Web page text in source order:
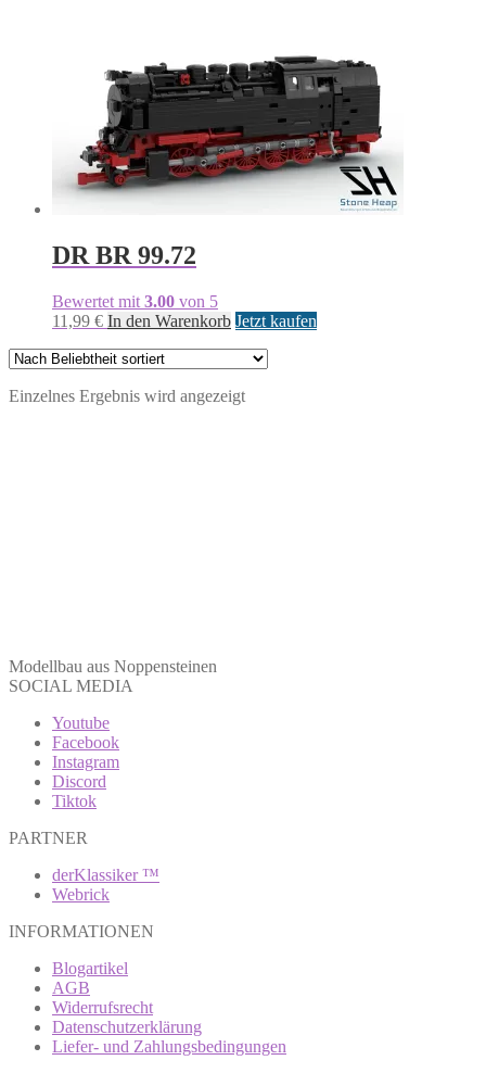
DR BR 99.72
Bewertet mit 3.00 von 5
11,99 € In den Warenkorb Jetzt kaufen
Einzelnes Ergebnis wird angezeigt
Modellbau aus Noppensteinen
SOCIAL MEDIA
Youtube
Facebook
Instagram
Discord
Tiktok
PARTNER
derKlassiker ™
Webrick
INFORMATIONEN
Blogartikel
AGB
Widerrufsrecht
Datenschutzerklärung
Liefer- und Zahlungsbedingungen